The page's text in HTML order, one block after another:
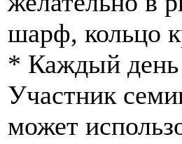
шарф, кольцо
* Каждый день
Участник
может